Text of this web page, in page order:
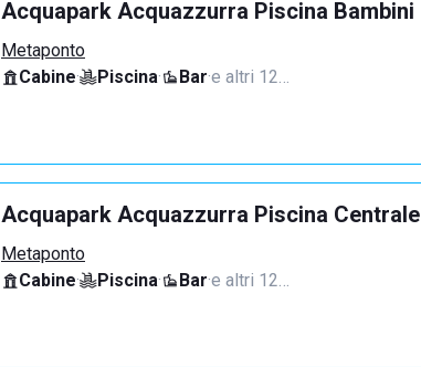
Acquapark Acquazzurra Piscina Bambini
Metaponto
Cabine· Piscina· Bar·e altri 12…
Acquapark Acquazzurra Piscina Centrale
Metaponto
Cabine· Piscina· Bar·e altri 12…